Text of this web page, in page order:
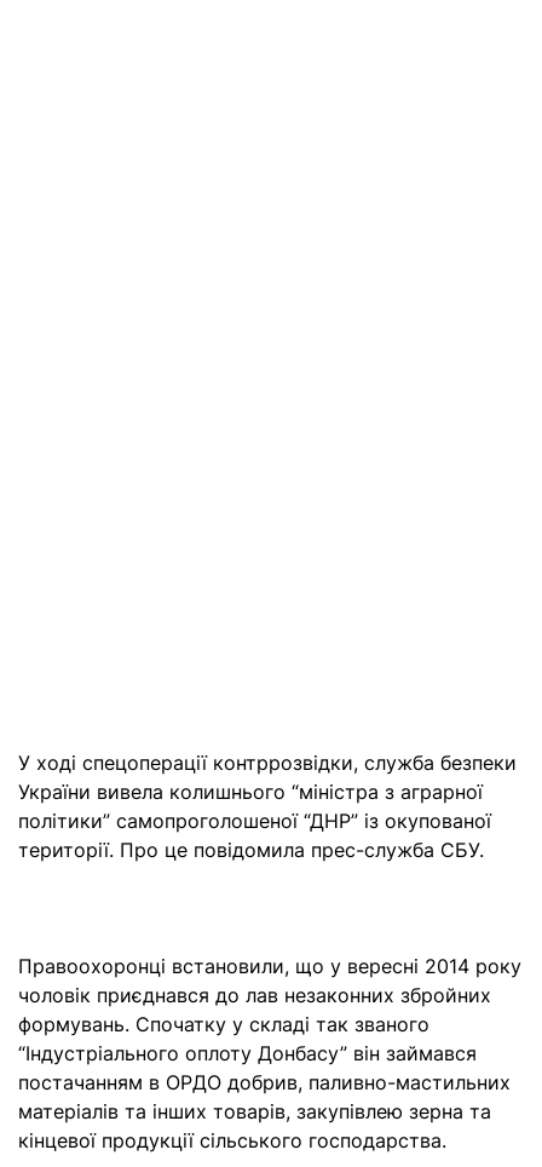
У ході спецоперації контррозвідки, служба безпеки
України вивела колишнього “міністра з аграрної
політики” самопроголошеної “ДНР” із окупованої
території. Про це повідомила прес-служба СБУ.
Правоохоронці встановили, що у вересні 2014 року
чоловік приєднався до лав незаконних збройних
формувань. Спочатку у складі так званого
“Індустріального оплоту Донбасу” він займався
постачанням в ОРДО добрив, паливно-мастильних
матеріалів та інших товарів, закупівлею зерна та
кінцевої продукції сільського господарства.